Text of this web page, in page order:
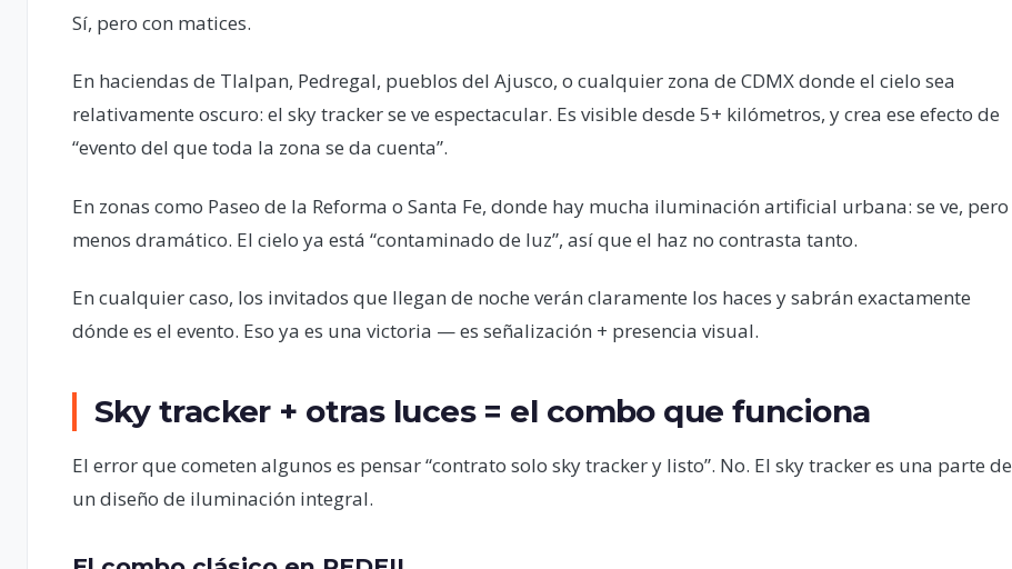
Sí, pero con matices.
En haciendas de Tlalpan, Pedregal, pueblos del Ajusco, o cualquier zona de CDMX donde el cielo sea
relativamente oscuro: el sky tracker se ve espectacular. Es visible desde 5+ kilómetros, y crea ese efecto de
“evento del que toda la zona se da cuenta”.
En zonas como Paseo de la Reforma o Santa Fe, donde hay mucha iluminación artificial urbana: se ve, pero
menos dramático. El cielo ya está “contaminado de luz”, así que el haz no contrasta tanto.
En cualquier caso, los invitados que llegan de noche verán claramente los haces y sabrán exactamente
dónde es el evento. Eso ya es una victoria — es señalización + presencia visual.
Sky tracker + otras luces = el combo que funciona
El error que cometen algunos es pensar “contrato solo sky tracker y listo”. No. El sky tracker es una parte de
un diseño de iluminación integral.